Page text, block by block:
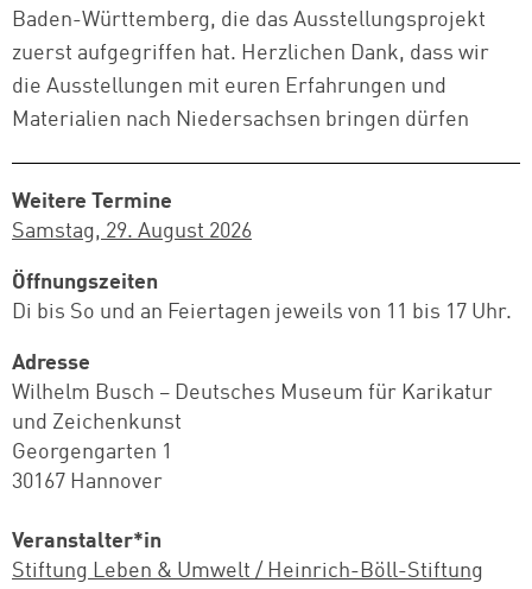
Baden-Württemberg, die das Ausstellungsprojekt
zuerst aufgegriffen hat. Herzlichen Dank, dass wir
die Ausstellungen mit euren Erfahrungen und
Materialien nach Niedersachsen bringen dürfen
Weitere Termine
Samstag, 29. August 2026
Öffnungszeiten
Di bis So und an Feiertagen jeweils von 11 bis 17 Uhr.
Adresse
Wilhelm Busch – Deutsches Museum für Karikatur
und Zeichenkunst
Georgengarten 1
30167 Hannover
Veranstalter*in
Stiftung Leben & Umwelt / Heinrich-Böll-Stiftung